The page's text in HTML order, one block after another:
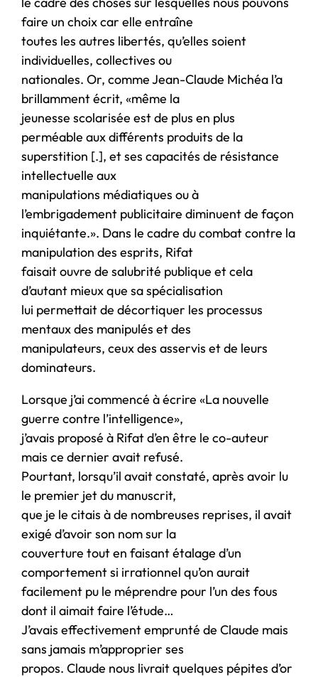
faire un choix car elle entraîne
toutes les autres libertés, qu’elles soient
individuelles, collectives ou
nationales. Or, comme Jean-Claude Michéa l’a
brillamment écrit, «même la
jeunesse scolarisée est de plus en plus
perméable aux différents produits de la
superstition [.], et ses capacités de résistance
intellectuelle aux
manipulations médiatiques ou à
l’embrigadement publicitaire diminuent de façon
inquiétante.». Dans le cadre du combat contre la
manipulation des esprits, Rifat
faisait ouvre de salubrité publique et cela
d’autant mieux que sa spécialisation
lui permettait de décortiquer les processus
mentaux des manipulés et des
manipulateurs, ceux des asservis et de leurs
dominateurs.
Lorsque j’ai commencé à écrire «La nouvelle
guerre contre l’intelligence»,
j’avais proposé à Rifat d’en être le co-auteur
mais ce dernier avait refusé.
Pourtant, lorsqu’il avait constaté, après avoir lu
le premier jet du manuscrit,
que je le citais à de nombreuses reprises, il avait
exigé d’avoir son nom sur la
couverture tout en faisant étalage d’un
comportement si irrationnel qu’on aurait
facilement pu le méprendre pour l’un des fous
dont il aimait faire l’étude…
J’avais effectivement emprunté de Claude mais
sans jamais m’approprier ses
propos. Claude nous livrait quelques pépites d’or